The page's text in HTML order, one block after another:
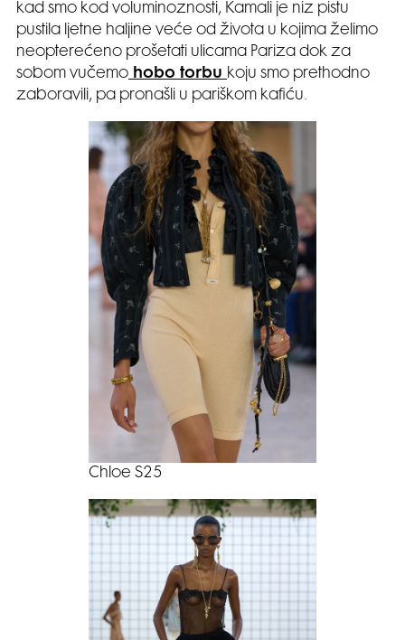
kad smo kod voluminoznosti, Kamali je niz pistu
pustila ljetne haljine veće od života u kojima želimo
neopterećeno prošetati ulicama Pariza dok za
sobom vučemo hobo torbu koju smo prethodno
zaboravili, pa pronašli u pariškom kafiću.
Chloe S25